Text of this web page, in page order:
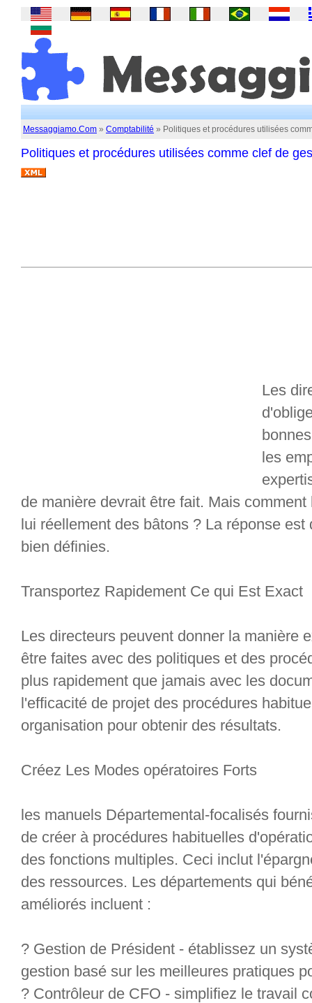
Messaggiamo.Com » Comptabilité » Politiques et procédures utilisées
Politiques et procédures utilisées comme clef de
Les
les
de manière devrait être fait. Mais
lui réellement des bâtons ? La réponse
bien définies.
Transportez Rapidement Ce qui Est Exact
Les directeurs peuvent donner la manière
être faites avec des politiques et des
plus rapidement que jamais avec les
l'efficacité de projet des procédures
organisation pour obtenir des résultats.
Créez Les Modes opératoires Forts
les manuels Départemental-focalisés
de créer à procédures habituelles
des fonctions multiples. Ceci inclut
des ressources. Les départements qui
améliorés incluent :
? Gestion de Président - établissez un
gestion basé sur les meilleures pratiques
? Contrôleur de CFO - simplifiez le travail